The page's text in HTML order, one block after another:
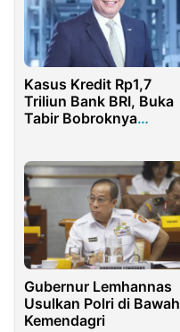
Kasus Kredit Rp1,7
Triliun Bank BRI, Buka
Tabir Bobroknya
Gubernur Lemhannas
Usulkan Polri di Bawah
Kemendagri